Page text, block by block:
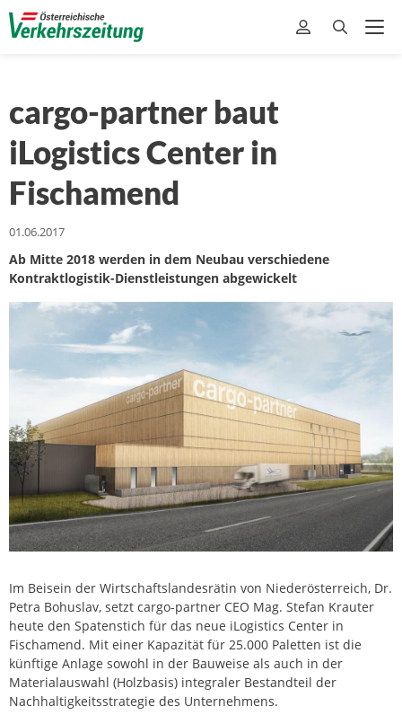
cargo-partner baut
iLogistics Center in
Fischamend
01.06.2017
Ab Mitte 2018 werden in dem Neubau verschiedene
Kontraktlogistik-Dienstleistungen abgewickelt
Im Beisein der Wirtschaftslandesrätin von Niederösterreich, Dr.
Petra Bohuslav, setzt cargo-partner CEO Mag. Stefan Krauter
heute den Spatenstich für das neue iLogistics Center in
Fischamend. Mit einer Kapazität für 25.000 Paletten ist die
künftige Anlage sowohl in der Bauweise als auch in der
Materialauswahl (Holzbasis) integraler Bestandteil der
Nachhaltigkeitsstrategie des Unternehmens.